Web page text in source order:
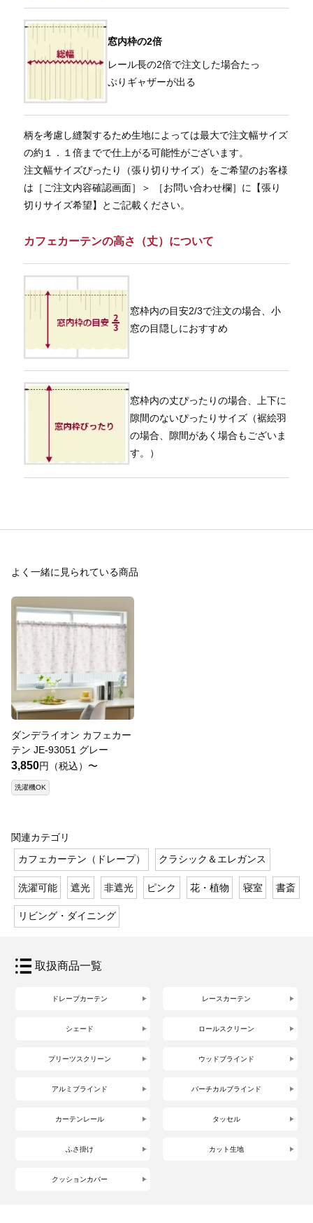
窓内枠の2倍
レール長の2倍で注文した場合たっ
ぷりギャザーが出る
柄を考慮し縫製するため生地によっては最大で注文幅サイズ
の約１．１倍までで仕上がる可能性がございます。
注文幅サイズぴったり（張り切りサイズ）をご希望のお客様
は［ご注文内容確認画面］＞ ［お問い合わせ欄］に【張り
切りサイズ希望】とご記載ください。
カフェカーテンの高さ（丈）について
窓枠内の目安2/3で注文の場合、小
窓の目隠しにおすすめ
窓枠内の丈ぴったりの場合、上下に
隙間のないぴったりサイズ（裾絵羽
の場合、隙間があく場合もございま
す。）
よく一緒に見られている商品
ダンデライオン カフェカー
テン JE-93051 グレー
3,850円（税込）〜
洗濯機OK
関連カテゴリ
カフェカーテン（ドレープ）
クラシック＆エレガンス
洗濯可能 遮光 非遮光 ピンク 花・植物 寝室 書斎
リビング・ダイニング
取扱商品一覧
ドレープカーテン レースカーテン
シェード ロールスクリーン
プリーツスクリーン ウッドブラインド
アルミブラインド バーチカルブラインド
カーテンレール タッセル
ふさ掛け カット生地
クッションカバー